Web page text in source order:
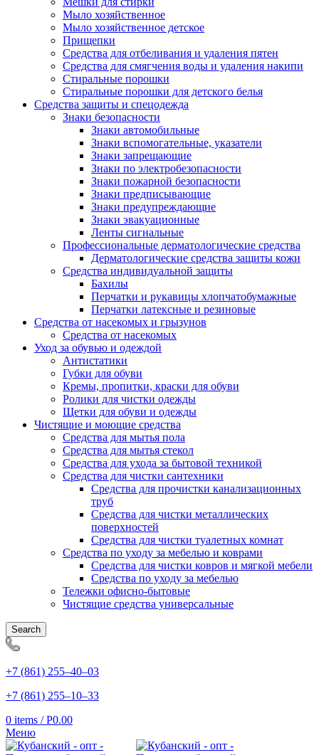
Мыло хозяйственное
Мыло хозяйственное детское
Прищепки
Средства для отбеливания и удаления пятен
Средства для смягчения воды и удаления накипи
Стиральные порошки
Стиральные порошки для детского белья
Средства защиты и спецодежда
Знаки безопасности
Знаки автомобильные
Знаки вспомогательные, указатели
Знаки запрещающие
Знаки по электробезопасности
Знаки пожарной безопасности
Знаки предписывающие
Знаки предупреждающие
Знаки эвакуационные
Ленты сигнальные
Профессиональные дерматологические средства
Дерматологические средства защиты кожи
Средства индивидуальной защиты
Бахилы
Перчатки и рукавицы хлопчатобумажные
Перчатки латексные и резиновые
Средства от насекомых и грызунов
Средства от насекомых
Уход за обувью и одеждой
Антистатики
Губки для обуви
Кремы, пропитки, краски для обуви
Ролики для чистки одежды
Щетки для обуви и одежды
Чистящие и моющие средства
Средства для мытья пола
Средства для мытья стекол
Средства для ухода за бытовой техникой
Средства для чистки сантехники
Средства для прочистки канализационных
труб
Средства для чистки металлических
поверхностей
Средства для чистки туалетных комнат
Средства по уходу за мебелью и коврами
Средства для чистки ковров и мягкой мебели
Средства по уходу за мебелью
Тележки офисно-бытовые
Чистящие средства универсальные
Search
+7 (861) 255‒40‒03
+7 (861) 255‒10‒33
0 items / Р0.00
Меню